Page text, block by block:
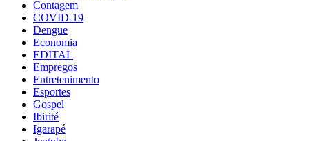
Contagem
COVID-19
Dengue
Economia
EDITAL
Empregos
Entretenimento
Esportes
Gospel
Ibirité
Igarapé